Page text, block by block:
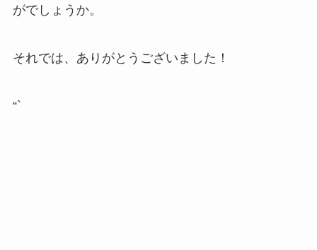
がでしょうか。
それでは、ありがとうございました！
“`